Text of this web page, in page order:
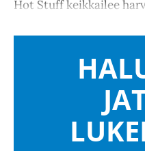
Hot Stuff keikkailee